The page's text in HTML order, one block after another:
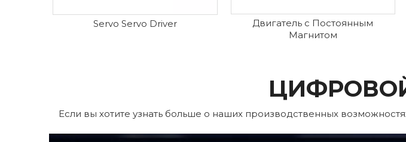
Servo Servo Driver
Двигатель с Постоянным
Магнитом
Если вы хотите узнать больше о наших производственных